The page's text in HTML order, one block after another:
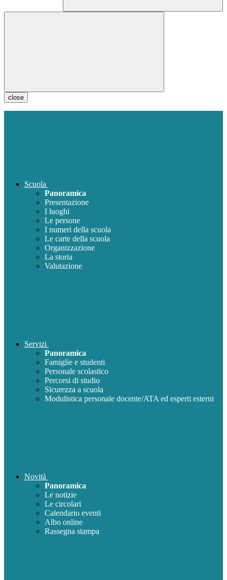
close
Scuola
Panoramica
Presentazione
I luoghi
Le persone
I numeri della scuola
Le carte della scuola
Organizzazione
La storia
Valutazione
Servizi
Panoramica
Famiglie e studenti
Personale scolastico
Percorsi di studio
Sicurezza a scuola
Modulistica personale docente/ATA ed esperti esterni
Novità
Panoramica
Le notizie
Le circolari
Calendario eventi
Albo online
Rassegna stampa